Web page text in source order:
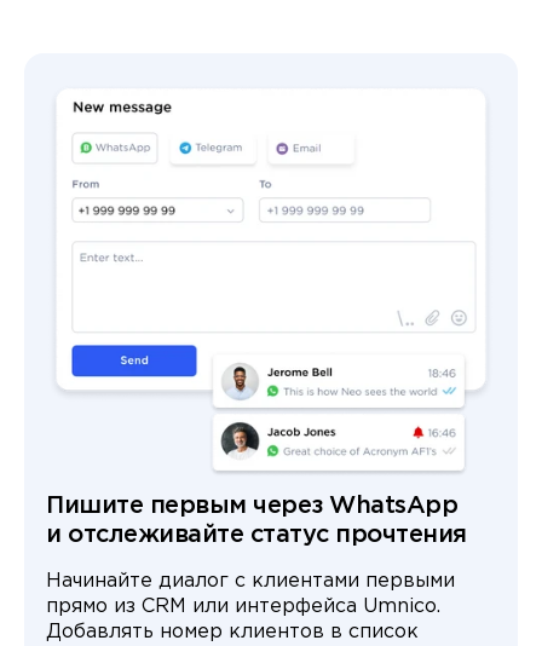
Пишите первым через WhatsApp
и отслеживайте статус прочтения
Начинайте диалог с клиентами первыми
прямо из CRM или интерфейса Umnico.
Добавлять номер клиентов в список